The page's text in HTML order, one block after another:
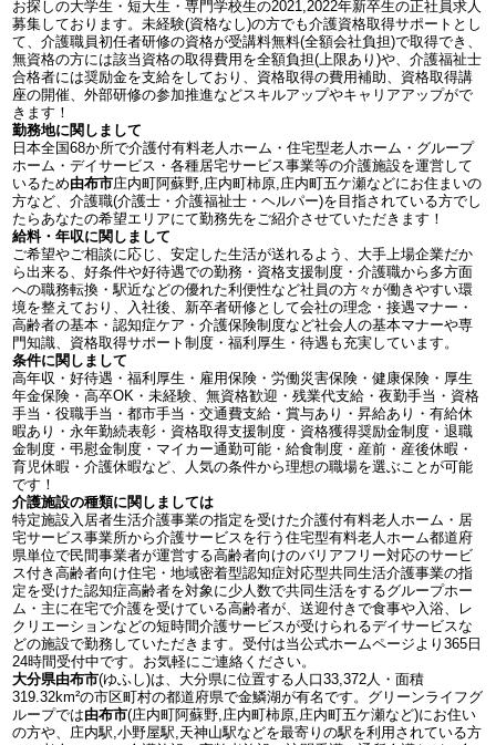
お探しの大学生・短大生・専門学校生の2021,2022年新卒生の正社員求人
募集しております。未経験(資格なし)の方でも介護資格取得サポートとし
て、介護職員初任者研修の資格が受講料無料(全額会社負担)で取得でき、
無資格の方には該当資格の取得費用を全額負担(上限あり)や、介護福祉士
合格者には奨励金を支給をしており、資格取得の費用補助、資格取得講
座の開催、外部研修の参加推進などスキルアップやキャリアアップがで
きます！
勤務地に関しまして
日本全国68か所で介護付有料老人ホーム・住宅型老人ホーム・グループ
ホーム・デイサービス・各種居宅サービス事業等の介護施設を運営して
いるため由布市庄内町阿蘇野,庄内町柿原,庄内町五ケ瀬などにお住まいの
方など、介護職(介護士・介護福祉士・ヘルパー)を目指されている方でし
たらあなたの希望エリアにて勤務先をご紹介させていただきます！
給料・年収に関しまして
ご希望やご相談に応じ、安定した生活が送れるよう、大手上場企業だか
ら出来る、好条件や好待遇での勤務・資格支援制度・介護職から多方面
への職務転換・駅近などの優れた利便性など社員の方々が働きやすい環
境を整えており、入社後、新卒者研修として会社の理念・接遇マナー・
高齢者の基本・認知症ケア・介護保険制度など社会人の基本マナーや専
門知識、資格取得サポート制度・福利厚生・待遇も充実しています。
条件に関しまして
高年収・好待遇・福利厚生・雇用保険・労働災害保険・健康保険・厚生
年金保険・高卒OK・未経験、無資格歓迎・残業代支給・夜勤手当・資格
手当・役職手当・都市手当・交通費支給・賞与あり・昇給あり・有給休
暇あり・永年勤続表彰・資格取得支援制度・資格獲得奨励金制度・退職
金制度・弔慰金制度・マイカー通勤可能・給食制度・産前・産後休暇・
育児休暇・介護休暇など、人気の条件から理想の職場を選ぶことが可能
です！
介護施設の種類に関しましては
特定施設入居者生活介護事業の指定を受けた介護付有料老人ホーム・居
宅サービス事業所から介護サービスを行う住宅型有料老人ホーム都道府
県単位で民間事業者が運営する高齢者向けのバリアフリー対応のサービ
ス付き高齢者向け住宅・地域密着型認知症対応型共同生活介護事業の指
定を受けた認知症高齢者を対象に少人数で共同生活をするグループホー
ム・主に在宅で介護を受けている高齢者が、送迎付きで食事や入浴、レ
クリエーションなどの短時間介護サービスが受けられるデイサービスな
どの施設で勤務していただきます。受付は当公式ホームページより365日
24時間受付中です。お気軽にご連絡ください。
大分県由布市(ゆふし)は、大分県に位置する人口33,372人・面積
319.32km²の市区町村の都道府県で金鱗湖が有名です。グリーンライフグ
ループでは由布市(庄内町阿蘇野,庄内町柿原,庄内町五ケ瀬など)にお住い
の方や、庄内駅,小野屋駅,天神山駅などを最寄りの駅を利用されている方